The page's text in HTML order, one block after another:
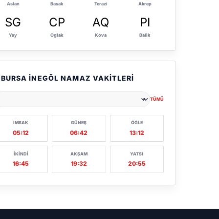
Aslan Basak Terazi Akrep
SG
Yay
CP
Oglak
AQ
Kova
PI
Balik
BURSA İNEGÖL NAMAZ VAKITLERI
TÜMÜ
İMSAK
05:12
GÜNEŞ
06:42
ÖĞLE
13:12
İKINDI
16:45
AKŞAM
19:32
YATSI
20:55